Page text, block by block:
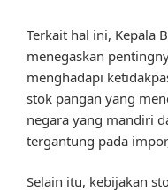
Terkait hal ini, Kepala
menegaskan
menghadapi
stok pangan yang
negara yang mandiri
tergantung pada
Selain itu, kebijakan